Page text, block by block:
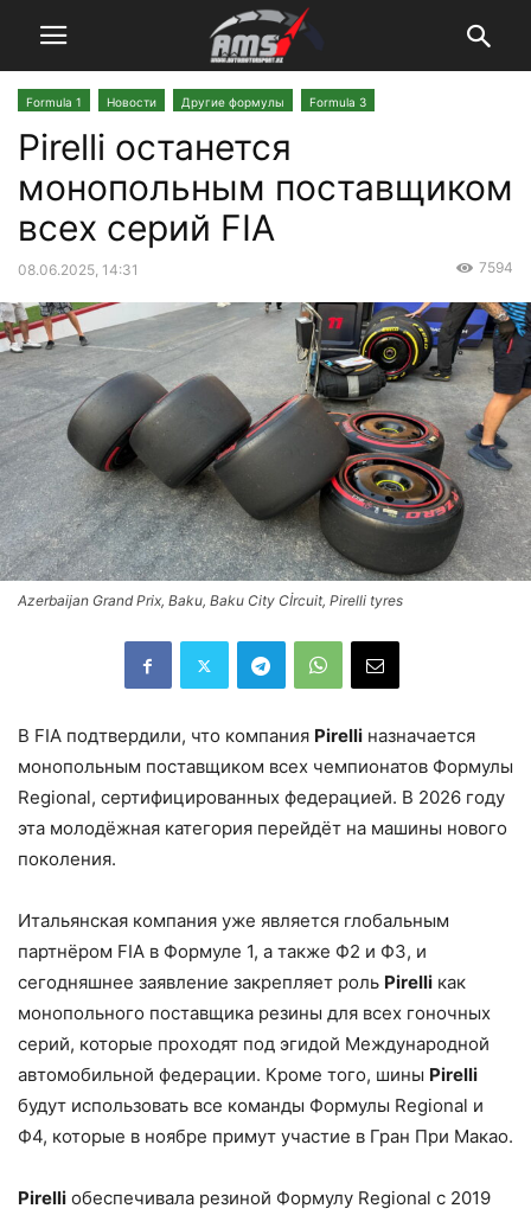
Formula 1 Новости Другие формулы Formula 3
Pirelli останется
монопольным поставщиком
всех серий FIA
08.06.2025, 14:31 7594
Azerbaijan Grand Prix, Baku, Baku City Cİrcuit, Pirelli tyres
В FIA подтвердили, что компания Pirelli назначается
монопольным поставщиком всех чемпионатов Формулы
Regional, сертифицированных федерацией. В 2026 году
эта молодёжная категория перейдёт на машины нового
поколения.
Итальянская компания уже является глобальным
партнёром FIA в Формуле 1, а также Ф2 и Ф3, и
сегодняшнее заявление закрепляет роль Pirelli как
монопольного поставщика резины для всех гоночных
серий, которые проходят под эгидой Международной
автомобильной федерации. Кроме того, шины Pirelli
будут использовать все команды Формулы Regional и
Ф4, которые в ноябре примут участие в Гран При Макао.
Pirelli обеспечивала резиной Формулу Regional с 2019